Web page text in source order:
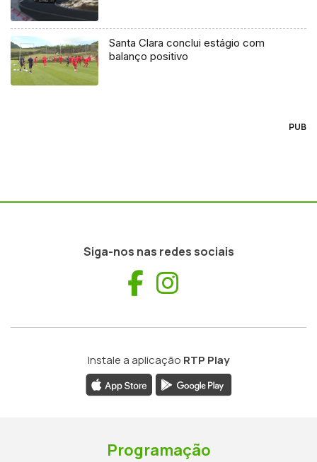
Santa Clara conclui estágio com
balanço positivo
PUB
Siga-nos nas redes sociais
Facebook
Instale a aplicação RTP Play
Programação